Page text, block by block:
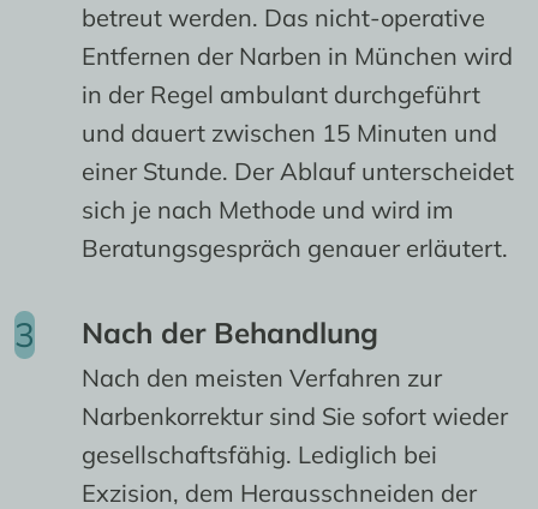
betreut werden. Das nicht-operative
Entfernen der Narben in München wird
in der Regel ambulant durchgeführt
und dauert zwischen 15 Minuten und
einer Stunde. Der Ablauf unterscheidet
sich je nach Methode und wird im
Beratungsgespräch genauer erläutert.
Nach der Behandlung
Nach den meisten Verfahren zur
Narbenkorrektur sind Sie sofort wieder
gesellschaftsfähig. Lediglich bei
Exzision, dem Herausschneiden der